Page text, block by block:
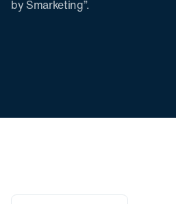
by Smarketing”.